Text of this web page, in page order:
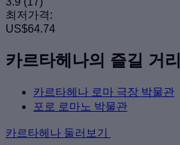
최저가격:
US$64.74
카르타헤나의 즐길 거리
카르타헤나 로마 극장 박물관
포로 로마노 박물관
카르타헤나 둘러보기